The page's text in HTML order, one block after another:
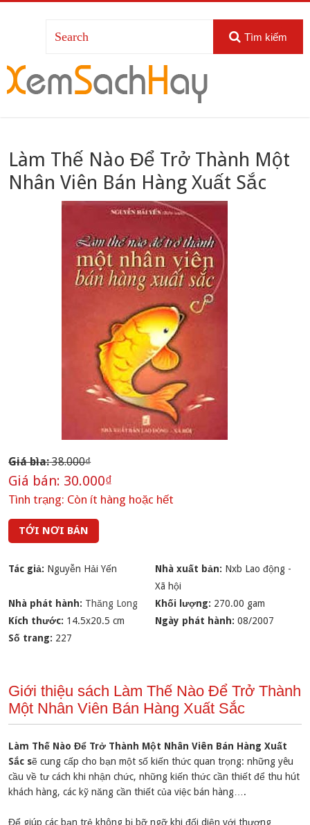
Tìm kiếm
Làm Thế Nào Để Trở Thành Một
Nhân Viên Bán Hàng Xuất Sắc
Giá bìa:38.000₫
Giá bán: 30.000₫
Tình trạng: Còn ít hàng hoặc hết
TỚI NƠI BÁN
Tác giả: Nguyễn Hải Yến Nhà xuất bản: Nxb Lao động -
Xã hội
Nhà phát hành: Thăng Long Khối lượng: 270.00 gam
Kích thước: 14.5x20.5 cm Ngày phát hành: 08/2007
Số trang: 227
Giới thiệu sách Làm Thế Nào Để Trở Thành
Một Nhân Viên Bán Hàng Xuất Sắc
Làm Thế Nào Để Trở Thành Một Nhân Viên Bán Hàng Xuất
Sắc sẽ cung cấp cho bạn một số kiến thức quan trọng: những yêu
cầu về tư cách khi nhận chức, những kiến thức cần thiết để thu hút
khách hàng, các kỹ năng cần thiết của việc bán hàng….
Để giúp các bạn trẻ không bị bỡ ngỡ khi đối diện với thương